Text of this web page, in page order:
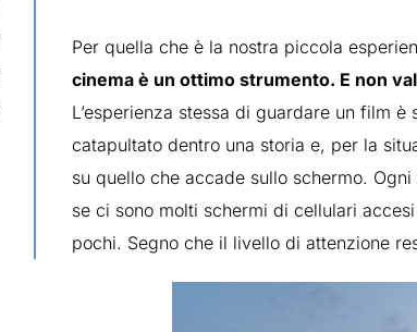
Per quella che è la nostra piccola
cinema è un ottimo strumento. E non
L’esperienza stessa di guardare un film
catapultato dentro una storia e, per la
su quello che accade sullo schermo.
se ci sono molti schermi di cellulari
pochi. Segno che il livello di attenzione